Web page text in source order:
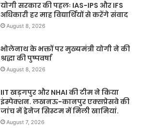
योगी सरकार की पहलः IAS-IPS और IFS
अधिकारी हर माह विद्यार्थियों से करेंगे संवाद
August 8, 2026
भोलेनाथ के भक्तों पर मुख्यमंत्री योगी ने की
श्रद्धा की पुष्पवर्षा
August 8, 2026
IIT खड़गपुर और NHAI की टीम ने किया
इंस्पेक्शन. लखनऊ-कानपुर एक्सप्रेसवे की
जांच में ड्रेनेज सिस्टम में मिली खामियां.
August 7, 2026